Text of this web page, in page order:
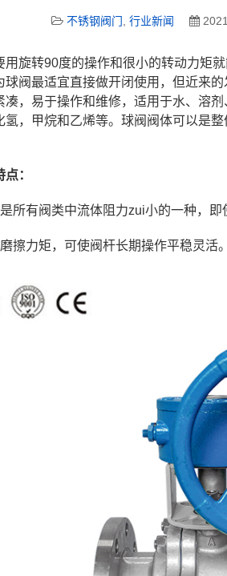
不锈钢阀门 行业新闻
用旋转90度的操作和很小的转动力矩
阀最适宜直接做开闭使用，但近来
凑，易于操作和维修，适用于水、溶
氢，甲烷和乙烯等。球阀阀体可以是
：
所有阀类中流体阻力zui小的一种，即
擦力矩，可使阀杆长期操作平稳灵活。